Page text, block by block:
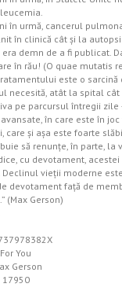
în urmă, cancerul
în clinică cât şi la
demn de a fi publicat.
în rău! (O quae mutatis
este o sarcină
necesită, atât la spital cât
pe parcursul întregii zile
în care este în joc
care şi aşa este foarte
să renunţe, în parte, la
cu devotament,
Declinul vieţii moderne
devotament faţă de
(Max Gerson)
For You
Gerson
17950